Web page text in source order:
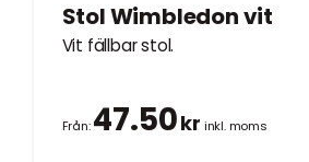
Stol Wimbledon vit
Vit fällbar stol.
Från:47.50kr inkl. moms